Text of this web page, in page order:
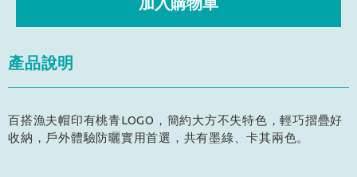
產品說明
百搭漁夫帽印有桃青LOGO，簡約大方不失特色，輕巧摺疊好
收納，戶外體驗防曬實用首選，共有墨綠、卡其兩色。